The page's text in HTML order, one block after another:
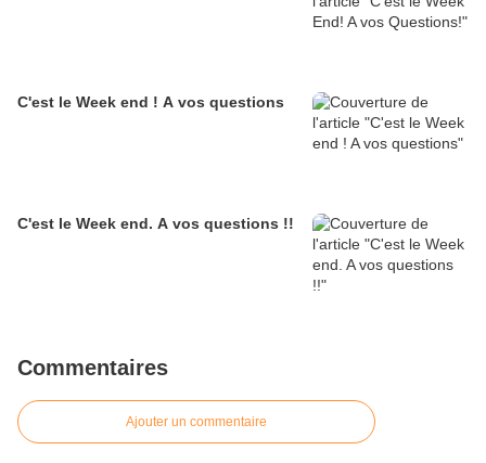
C'est le Week end ! A vos questions
C'est le Week end. A vos questions !!
Commentaires
Ajouter un commentaire